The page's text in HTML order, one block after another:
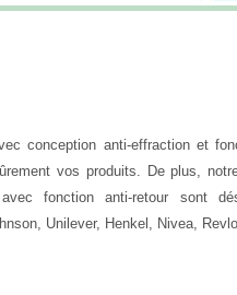
conception anti-effraction et
vos produits. De plus,
fonction anti-retour sont
Unilever, Henkel, Nivea,